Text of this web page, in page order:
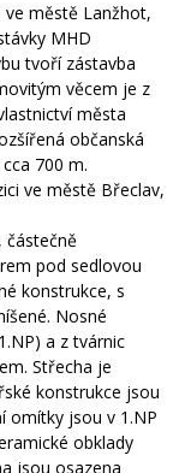
ve městě Lanžhot,
MHD
tvoří zástavba
věcem je z
města
občanská
700 m.
ve městě Břeclav,
částečně
pod sedlovou
konstrukce, s
Nosné
a z tvárnic
Střecha je
konstrukce jsou
omítky jsou v 1.NP
obklady
jsou osazena